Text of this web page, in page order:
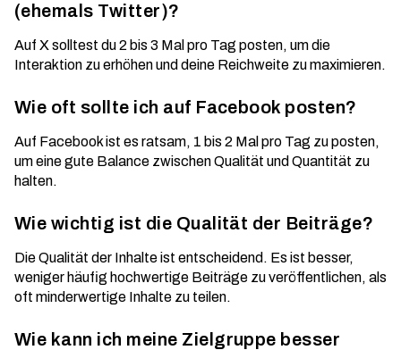
(ehemals Twitter)?
Auf X solltest du 2 bis 3 Mal pro Tag posten, um die
Interaktion zu erhöhen und deine Reichweite zu maximieren.
Wie oft sollte ich auf Facebook posten?
Auf Facebook ist es ratsam, 1 bis 2 Mal pro Tag zu posten,
um eine gute Balance zwischen Qualität und Quantität zu
halten.
Wie wichtig ist die Qualität der Beiträge?
Die Qualität der Inhalte ist entscheidend. Es ist besser,
weniger häufig hochwertige Beiträge zu veröffentlichen, als
oft minderwertige Inhalte zu teilen.
Wie kann ich meine Zielgruppe besser